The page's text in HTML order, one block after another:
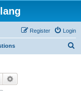
Login
Register
Search